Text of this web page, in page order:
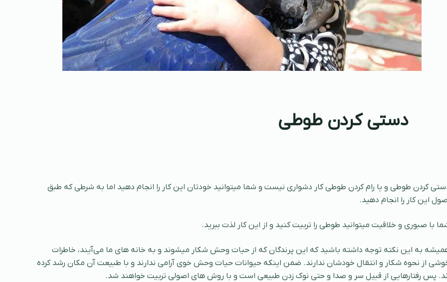
دستی کردن طوطی
کردن طوطی و یا رام کردن طوطی کار دشواری نیست و شما میتوانید خودتان این کار را انجام دهید اما به شرطی که طبق
این کار را انجام دهید.
با صبوری و خلاقیت میتوانید طوطی را تربیت کنید و از این کار لذت ببرید.
به این نکته توجه داشته باشید که این پرندگان که از حیات وحش شکار میشوند و به خانه های ما می‌آیند، خاطرات
از نحوه شکار و انتقال خودشان ندارند. ضمن اینکه حیوانات حیات وحش خوی آرامی ندارند و با طبیعت آن مکان رشد کرده
پس رفتارهایی از قبیل سر و صدا و حتی نوک زدن طبیعی است و با روش های اصولی تربیت خواهند شد.